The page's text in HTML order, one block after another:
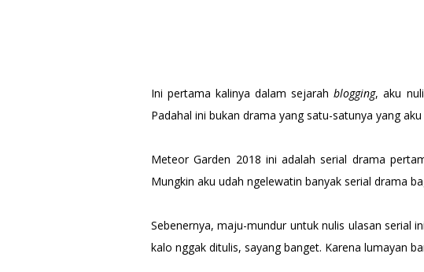
Ini pertama kalinya dalam sejarah blogging, aku
Padahal ini bukan drama yang satu-satunya yang
Meteor Garden 2018 ini adalah serial drama
Mungkin aku udah ngelewatin banyak serial drama
Sebenernya, maju-mundur untuk nulis ulasan serial
kalo nggak ditulis, sayang banget. Karena lumayan